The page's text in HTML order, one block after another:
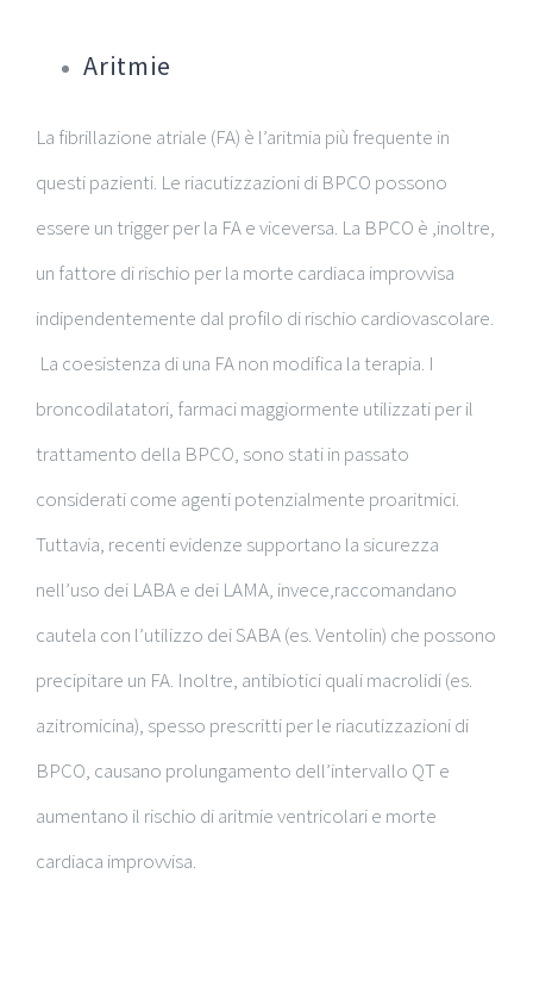
Aritmie
La fibrillazione atriale (FA) è l’aritmia più frequente in
questi pazienti. Le riacutizzazioni di BPCO possono
essere un trigger per la FA e viceversa. La BPCO è ,inoltre,
un fattore di rischio per la morte cardiaca improvvisa
indipendentemente dal profilo di rischio cardiovascolare.
La coesistenza di una FA non modifica la terapia. I
broncodilatatori, farmaci maggiormente utilizzati per il
trattamento della BPCO, sono stati in passato
considerati come agenti potenzialmente proaritmici.
Tuttavia, recenti evidenze supportano la sicurezza
nell’uso dei LABA e dei LAMA, invece,raccomandano
cautela con l’utilizzo dei SABA (es. Ventolin) che possono
precipitare un FA. Inoltre, antibiotici quali macrolidi (es.
azitromicina), spesso prescritti per le riacutizzazioni di
BPCO, causano prolungamento dell’intervallo QT e
aumentano il rischio di aritmie ventricolari e morte
cardiaca improvvisa.